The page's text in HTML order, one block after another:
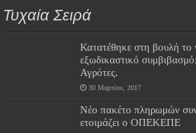
Τυχαία Σειρά
Κατατέθηκε στη βουλή το
εξωδικαστικό
Αγρότες.
30 Μαρτίου, 2017
Νέο πακέτο πληρωμών
ετοιμάζει ο ΟΠΕΚΕΠΕ